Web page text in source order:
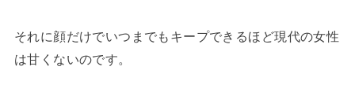
それに顔だけでいつまでもキープできるほど現代の女性
は甘くないのです。